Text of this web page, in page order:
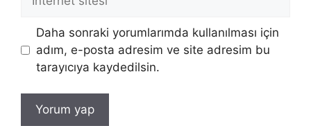
sitesi
Daha sonraki yorumlarımda kullanılması için
adım, e-posta adresim ve site adresim bu
tarayıcıya kaydedilsin.